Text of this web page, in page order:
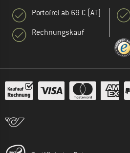
Portofrei ab 69 € (AT)
Rechnungskauf